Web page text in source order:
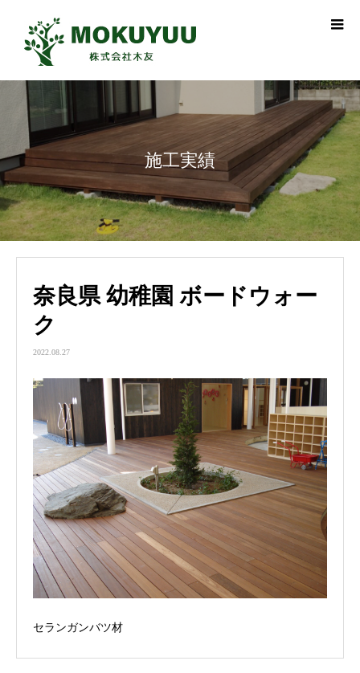
施工実績
奈良県 幼稚園 ボードウォー
ク
2022.08.27
セランガンバツ材